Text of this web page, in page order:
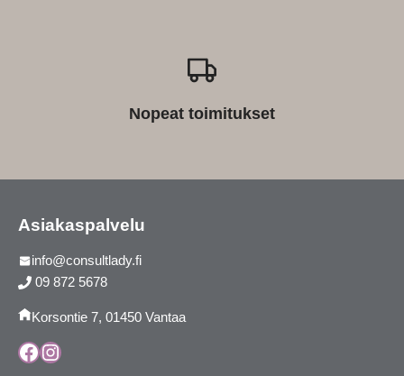
Nopeat toimitukset
Asiakaspalvelu
info@consultlady.fi
09 872 5678
Korsontie 7, 01450 Vantaa
Facebook
Instagram